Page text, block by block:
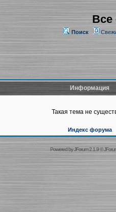
Все
Поиск
Информация
Такая тема не
Индекс форума
Powered byJForum 2.1.9©